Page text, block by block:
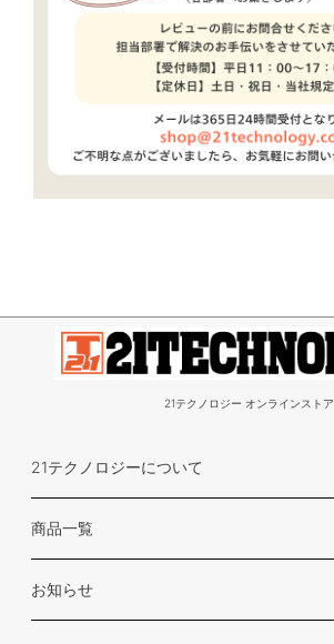
21テクノロジー オンラインストア
21テクノロジーについて
商品一覧
お知らせ